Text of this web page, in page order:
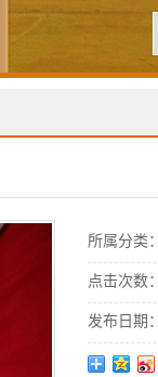
所属分类：
点击次数：
发布日期：